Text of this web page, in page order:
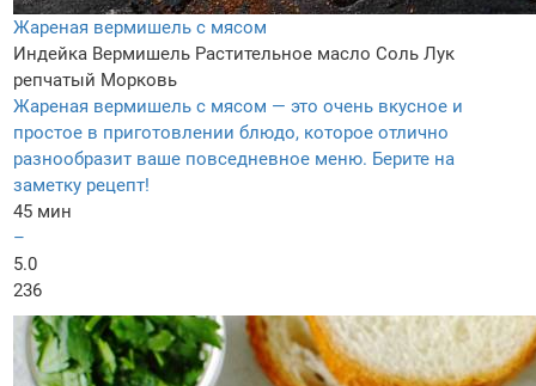
Жареная вермишель с мясом
Индейка Вермишель Растительное масло Соль Лук
репчатый Морковь
Жареная вермишель с мясом — это очень вкусное и
простое в приготовлении блюдо, которое отлично
разнообразит ваше повседневное меню. Берите на
заметку рецепт!
45 мин
–
5.0
236